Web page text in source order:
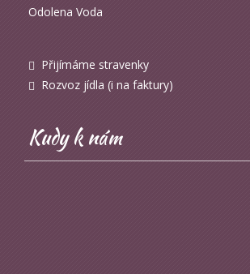
Odolena Voda
Přijímáme stravenky
Rozvoz jídla (i na faktury)
Kudy k nám